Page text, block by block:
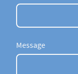
Message